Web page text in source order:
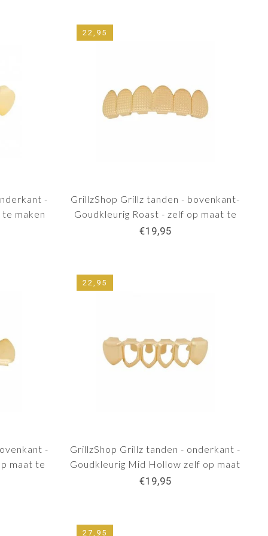
-
maken
22,95
GrillzShop Grillz tanden - bovenkant-
Goudkleurig Roast - zelf op maat te
maken
€19,95
-
maat te
22,95
GrillzShop Grillz tanden - onderkant -
Goudkleurig Mid Hollow zelf op maat
maken
€19,95
27,95